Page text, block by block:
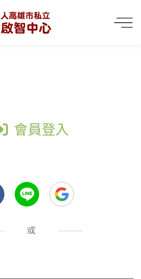
會員登入
或